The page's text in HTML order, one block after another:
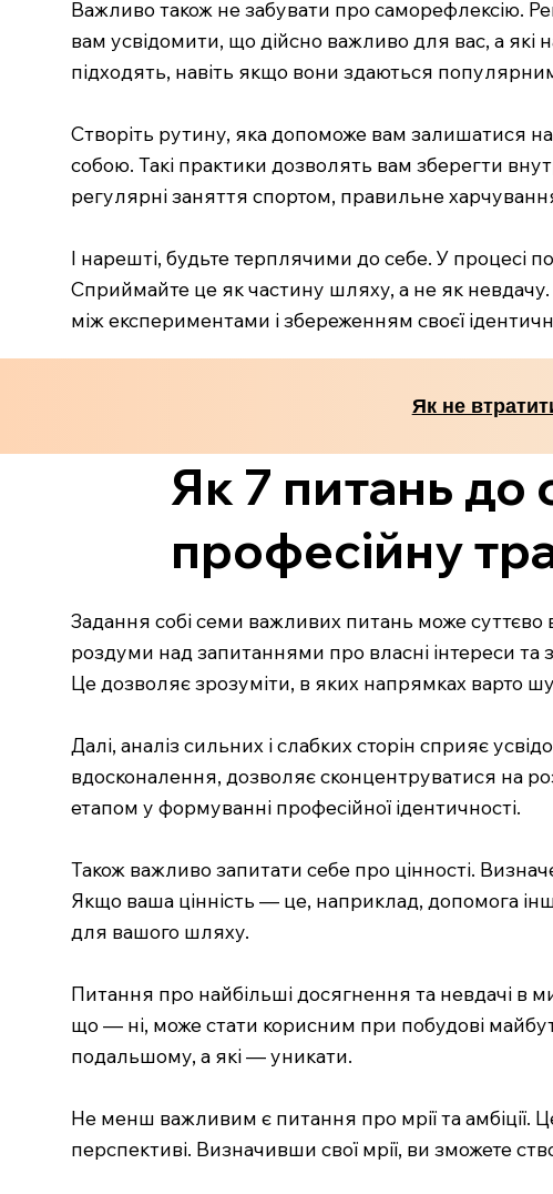
Важливо також не забувати про саморефлексію.
вам усвідомити, що дійсно важливо для вас, а
підходять, навіть якщо вони здаються
Створіть рутину, яка допоможе вам залишатися
собою. Такі практики дозволять вам зберегти
регулярні заняття спортом, правильне
І нарешті, будьте терплячими до себе. У процесі
Сприймайте це як частину шляху, а не як
між експериментами і збереженням своєї
Як не
Як 7 питань до
професійну
Задання собі семи важливих питань може
роздуми над запитаннями про власні інтереси та
Це дозволяє зрозуміти, в яких напрямках варто
Далі, аналіз сильних і слабких сторін сприяє
вдосконалення, дозволяє сконцентруватися на
етапом у формуванні професійної ідентичності.
Також важливо запитати себе про цінності.
Якщо ваша цінність — це, наприклад, допомога
для вашого шляху.
Питання про найбільші досягнення та невдачі в
що — ні, може стати корисним при побудові
подальшому, а які — уникати.
Не менш важливим є питання про мрії та амбіції.
перспективі. Визначивши свої мрії, ви зможете